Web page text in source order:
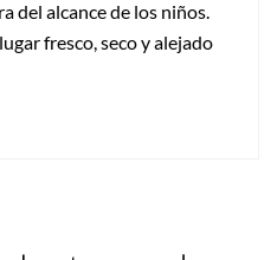
del alcance de los niños.
fresco, seco y alejado